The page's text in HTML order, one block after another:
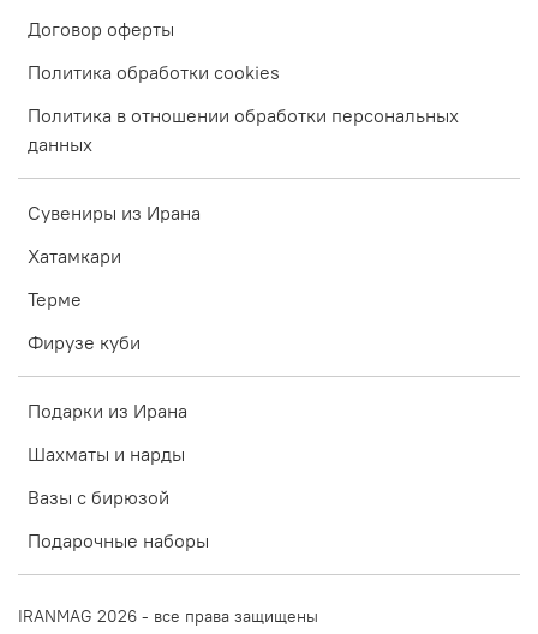
Договор оферты
Политика обработки cookies
Политика в отношении обработки персональных
данных
Сувениры из Ирана
Хатамкари
Терме
Фирузе куби
Подарки из Ирана
Шахматы и нарды
Вазы с бирюзой
Подарочные наборы
IRANMAG 2026 - все права защищены